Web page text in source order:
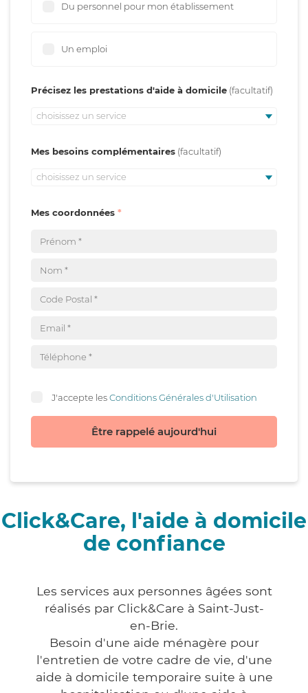
Du personnel pour mon établissement
Un emploi
Précisez les prestations d'aide à domicile
choisissez un service
Mes besoins complémentaires
choisissez un service
Mes coordonnées
J'accepte lesConditions Générales d'Utilisation
Être rappelé aujourd'hui
Click&Care, l'aide à domicile
de confiance
Les services aux personnes âgées sont
réalisés par Click&Care à Saint-Just-
en-Brie.
Besoin d'une aide ménagère pour
l'entretien de votre cadre de vie, d'une
aide à domicile temporaire suite à une